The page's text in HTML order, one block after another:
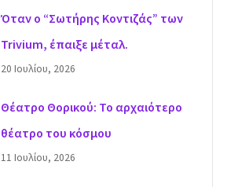
Όταν ο “Σωτήρης Κοντιζάς” των
Trivium, έπαιξε μέταλ.
20 Ιουλίου, 2026
Θέατρο Θορικού: Το αρχαιότερο
θέατρο του κόσμου
11 Ιουλίου, 2026